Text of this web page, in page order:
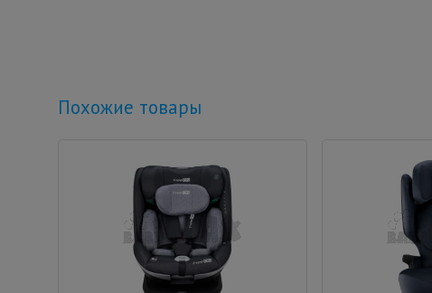
Похожие товары